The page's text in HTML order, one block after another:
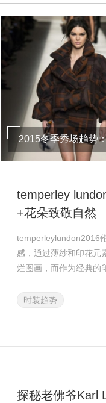
2015冬季秀场趋势
套
temperley
+花朵致敬自然
temperleylundon2016
感，通过薄纱和印花元
烂图画，而作为经典的
时装趋势
探秘老佛爷Karl